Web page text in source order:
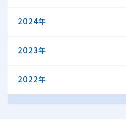
2024年
2023年
2022年